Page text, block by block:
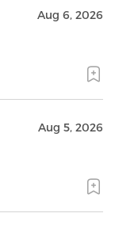
Aug 6, 2026
Aug 5, 2026